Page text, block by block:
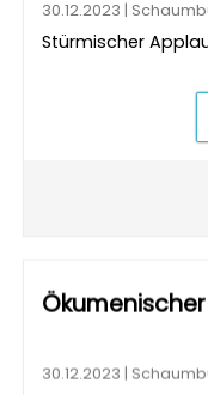
30.12.2023 |
Stürmischer
30.12.2023 |